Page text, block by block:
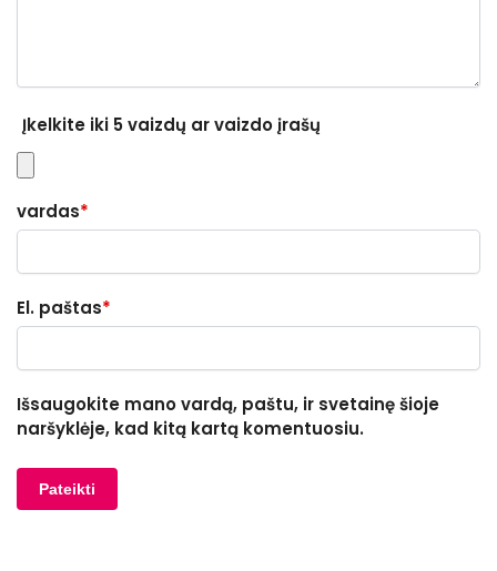
Įkelkite iki 5 vaizdų ar vaizdo įrašų
vardas*
El. paštas*
Išsaugokite mano vardą, paštu, ir svetainę šioje
naršyklėje, kad kitą kartą komentuosiu.